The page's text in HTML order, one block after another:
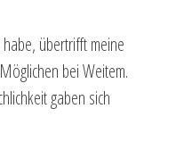
übertrifft meine
bei Weitem.
gaben sich